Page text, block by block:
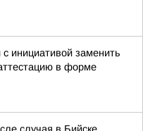
инициативой заменить
в форме